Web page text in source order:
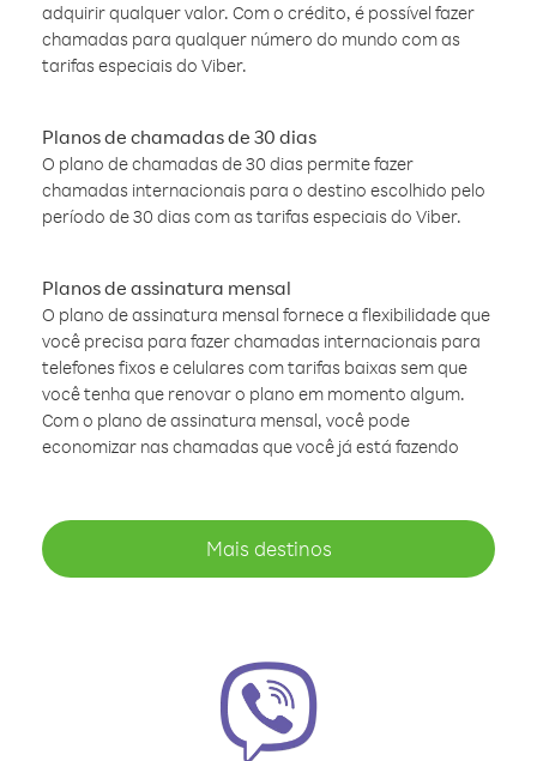
adquirir qualquer valor. Com o crédito, é possível fazer
chamadas para qualquer número do mundo com as
tarifas especiais do Viber.
Planos de chamadas de 30 dias
O plano de chamadas de 30 dias permite fazer
chamadas internacionais para o destino escolhido pelo
período de 30 dias com as tarifas especiais do Viber.
Planos de assinatura mensal
O plano de assinatura mensal fornece a flexibilidade que
você precisa para fazer chamadas internacionais para
telefones fixos e celulares com tarifas baixas sem que
você tenha que renovar o plano em momento algum.
Com o plano de assinatura mensal, você pode
economizar nas chamadas que você já está fazendo
Mais destinos